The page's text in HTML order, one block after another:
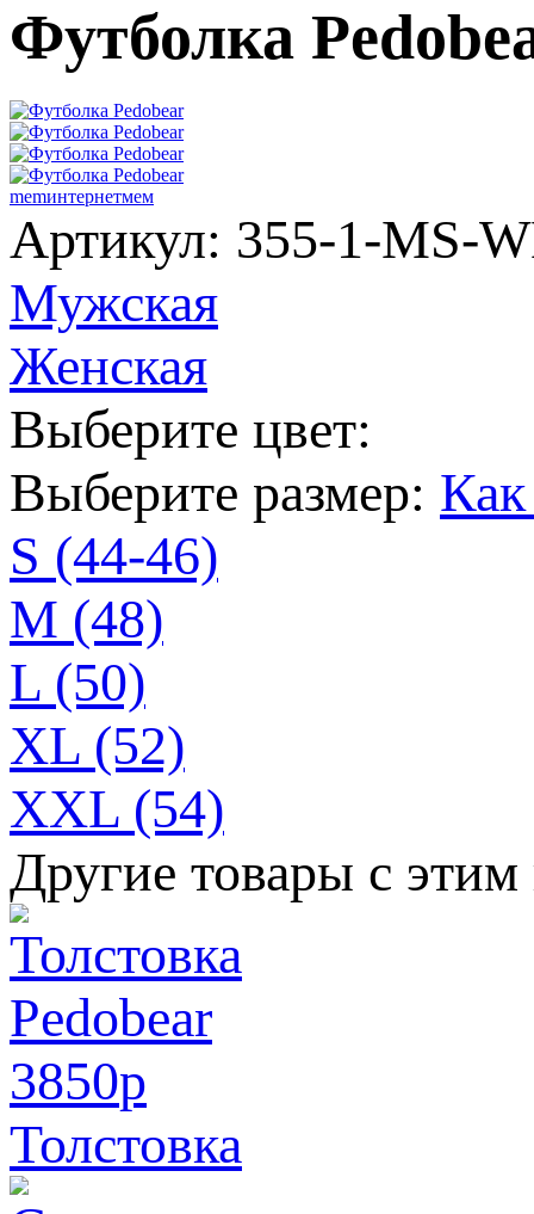
Футболка
memинтернетмем
Артикул: 355-1-MS-
Мужская
Женская
Выберите цвет:
Выберите размер:
S (44-46)
M (48)
L (50)
XL (52)
XXL (54)
Другие товары с
3850p
Толстовка